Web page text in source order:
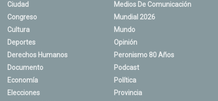
Ciudad
Congreso
Cultura
Deportes
Derechos Humanos
Documento
Economía
Elecciones
Medios De Comunicación
Mundial 2026
Mundo
Opinión
Peronismo 80 Años
Podcast
Política
Provincia